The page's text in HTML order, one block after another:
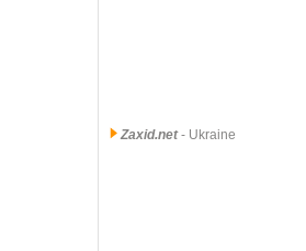
Zaxid.net- Ukraine